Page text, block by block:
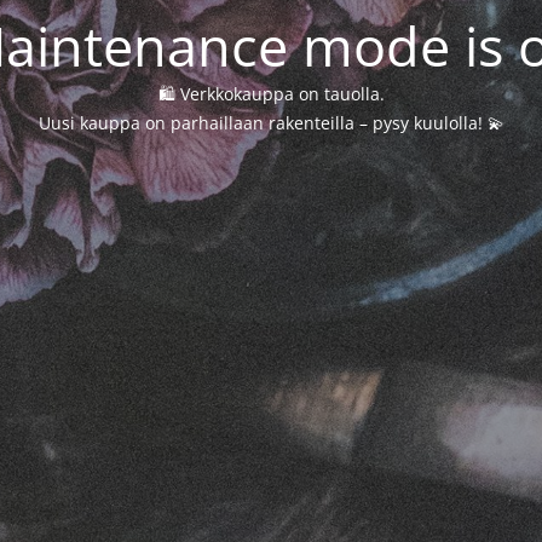
mode is
🛍️ Verkkokauppa on tauolla.
Uusi kauppa on parhaillaan rakenteilla – pysy kuulolla! 💫